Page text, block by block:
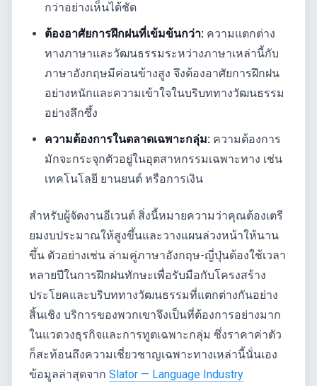
กว่าอย่างเห็นได้ชัด
ต้องอาศัยการฝึกฝนที่เข้มข้นกว่า: ความแตกต่าง
ทางภาษาและวัฒนธรรมระหว่างภาษาเหล่านี้กับ
ภาษาอังกฤษมีค่อนข้างสูง จึงต้องอาศัยการฝึกฝน
อย่างหนักและความเข้าใจในบริบททางวัฒนธรรม
อย่างลึกซึ้ง
ความต้องการในตลาดเฉพาะกลุ่ม: ความต้องการ
มักจะกระจุกตัวอยู่ในอุตสาหกรรมเฉพาะทาง เช่น
เทคโนโลยี ยานยนต์ หรือการเงิน
สำหรับผู้จัดงานอีเวนต์ สิ่งนี้หมายความว่าคุณต้องเตรี
ยมงบประมาณให้สูงขึ้นและวางแผนล่วงหน้าให้นาน
ขึ้น ตัวอย่างเช่น ล่ามคู่ภาษาอังกฤษ-ญี่ปุ่นต้องใช้เวลา
หลายปีในการฝึกฝนทักษะเพื่อรับมือกับโครงสร้าง
ประโยคและบริบททางวัฒนธรรมที่แตกต่างกันอย่าง
สิ้นเชิง บริการของพวกเขาจึงเป็นที่ต้องการอย่างมาก
ในแวดวงธุรกิจและการทูตเฉพาะกลุ่ม ซึ่งราคาค่าตัว
ก็สะท้อนถึงความเชี่ยวชาญเฉพาะทางเหล่านี้นั่นเอง
ข้อมูลล่าสุดจาก Slator — Language Industry